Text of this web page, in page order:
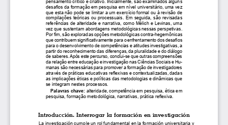
Permanencia ESAL
Calendario Académico
Rutas de atención
Este portal usa cookies para mejorar su experiencia de
usuario. Al utilizar nuestro sitio web, usted acepta nuestra
Política de cookies.
Aceptar